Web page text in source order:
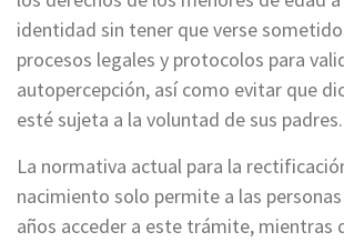
identidad sin tener que verse
procesos legales y protocolos para
autopercepción, así como evitar que
esté sujeta a la voluntad de sus padres.
La normativa actual para la
nacimiento solo permite a las
años acceder a este trámite, mientras